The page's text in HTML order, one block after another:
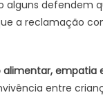
alguns defendem
a reclamação
empatia
entre